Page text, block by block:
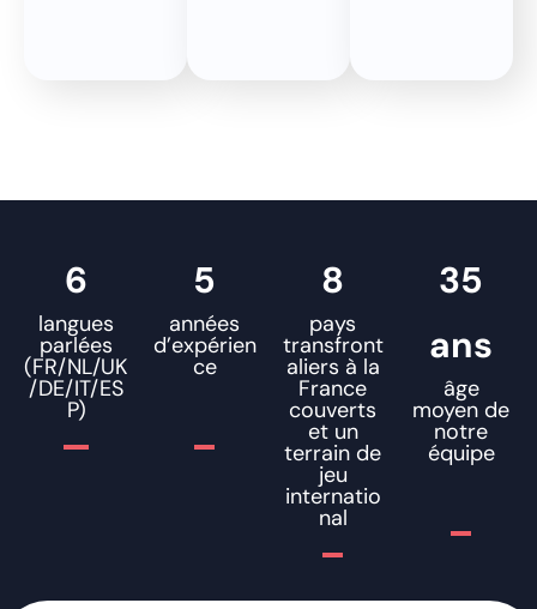
6
langues
parlées
(FR/NL/UK
/DE/IT/ES
P)
5
années
d’expérien
ce
8
pays
transfront
aliers à la
France
couverts
et un
terrain de
jeu
internatio
nal
35
ans
âge
moyen de
notre
équipe